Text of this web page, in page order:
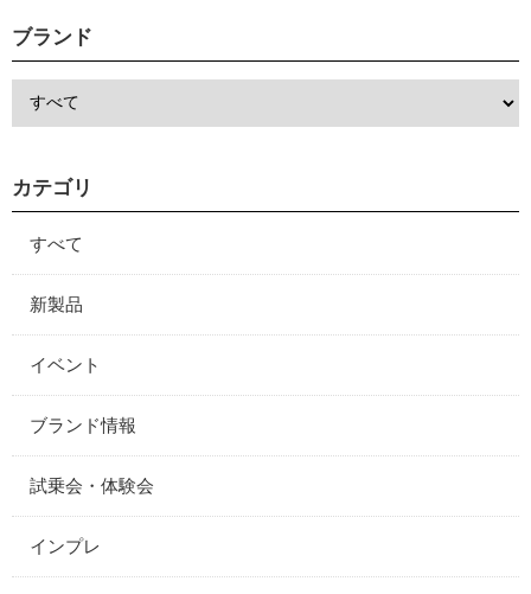
ブランド
カテゴリ
すべて
新製品
イベント
ブランド情報
試乗会・体験会
インプレ